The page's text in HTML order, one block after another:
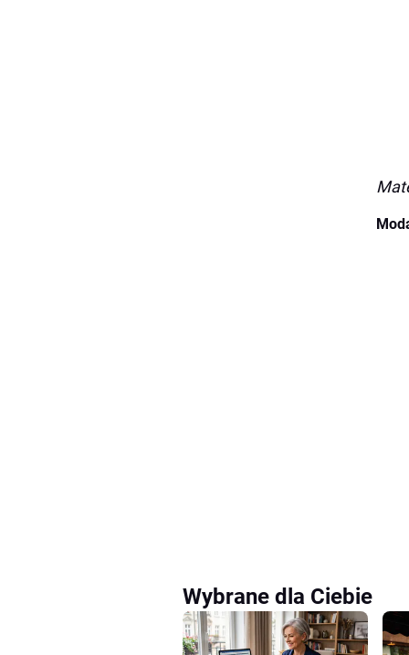
Wybrane dla Ciebie